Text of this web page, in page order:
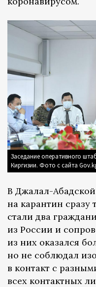
Заседание оперативного
Киргизии. Фото с сайта
В Джалал-
на карантин сразу
стали два
из России и
из них оказался
но не соблюдал
в контакт с
всех контактных